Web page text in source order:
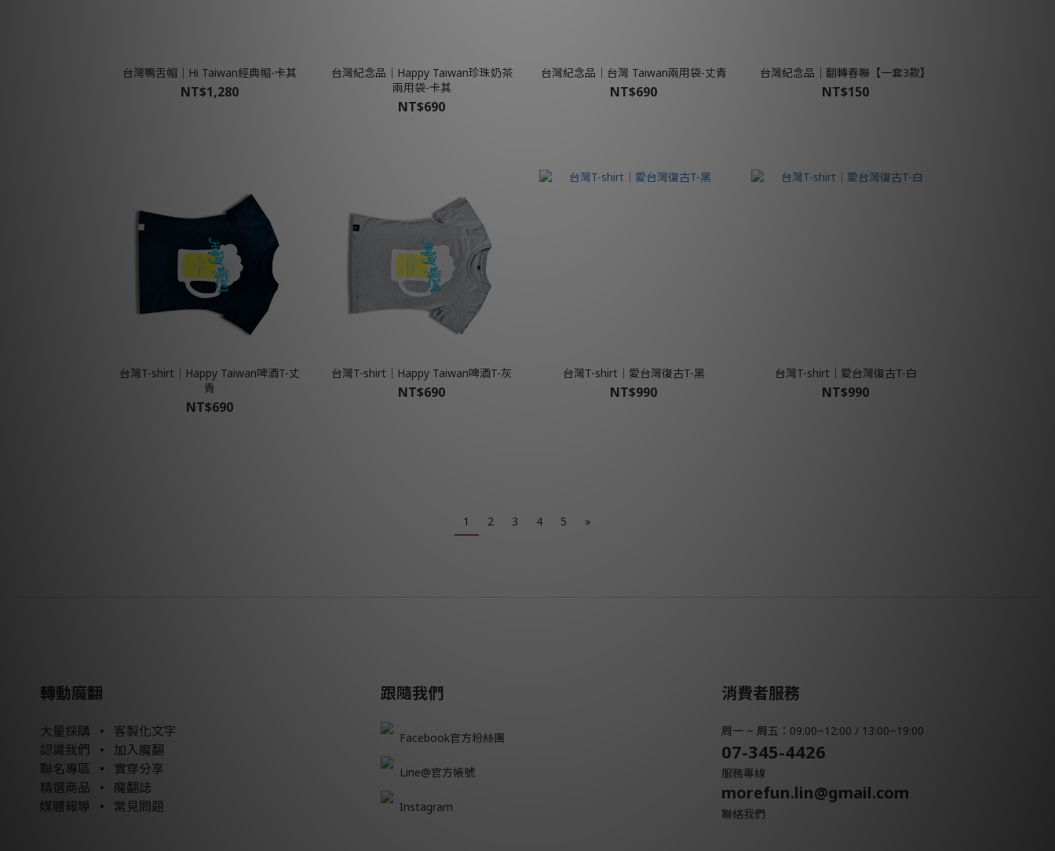
台灣鴨舌帽│Hi Taiwan經典帽-卡其
NT$1,280
台灣紀念品│Happy Taiwan珍珠奶茶
兩用袋-卡其
NT$690
台灣紀念品│台灣 Taiwan兩用袋-丈青
NT$690
台灣紀念品│翻轉春聯【一套3款】
NT$150
台灣T-shirt│Happy Taiwan啤酒T-丈
青
NT$690
台灣T-shirt│Happy Taiwan啤酒T-灰
NT$690
台灣T-shirt│愛台灣復古T-黑
NT$990
台灣T-shirt│愛台灣復古T-白
NT$990
1 2 3 4 5 »
轉動魔翻
大量採購 •
客製化文字
認識我們 •
加入魔翻
聯名專區 •
實穿分享
精選商品 •
魔翻誌
媒體報導
• 常見問題
跟隨我們
Facebook官方粉絲團
Line@官方帳號
Instagram
消費者服務
周一 ~ 周五：09:00~12:00 / 13:00~19:00
07-345-4426
服務專線
morefun.lin@gmail.com
聯絡我們